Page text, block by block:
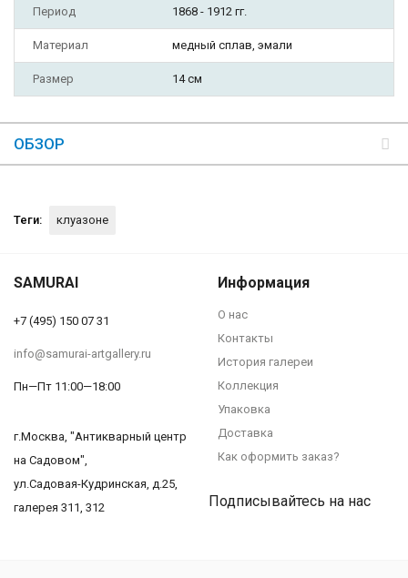
Период 1868 - 1912 гг.
Материал медный сплав, эмали
Размер 14 см
ОБЗОР
Теги: клуазоне
SAMURAI
+7 (495) 150 07 31
info@samurai-artgallery.ru
Пн—Пт 11:00—18:00
г.Москва, "Антикварный центр
на Садовом",
ул.Садовая-Кудринская, д.25,
галерея 311, 312
Информация
О нас
Контакты
История галереи
Коллекция
Упаковка
Доставка
Как оформить заказ?
Подписывайтесь на нас